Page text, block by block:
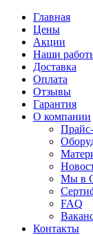
Главная
Цены
Акции
Наши
Доставка
Оплата
Отзывы
Гарантия
О компании
Мы в
FAQ
Контакты